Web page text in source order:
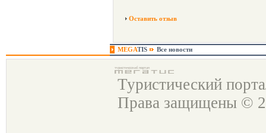
Оставить отзыв
MEGATIS Все новости
Туристический
Права защищены ©